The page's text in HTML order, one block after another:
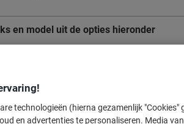
en model uit de opties hieronder
technologieën (hierna gezamenlijk "Cookies"
en advertenties te personaliseren. Media